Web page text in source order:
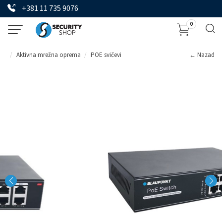
+381 11 735 9076
0
Aktivna mrežna oprema POE svičevi ← Nazad